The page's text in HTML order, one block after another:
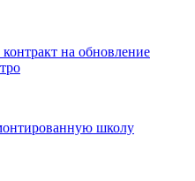
на обновление
школу